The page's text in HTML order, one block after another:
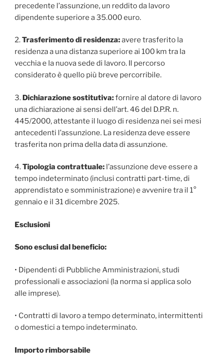
precedente l’assunzione, un reddito da lavoro
dipendente superiore a 35.000 euro.
2.Trasferimento di residenza:avere trasferito la
residenza a una distanza superiore ai 100 km tra la
vecchia e la nuova sede di lavoro. Il percorso
considerato è quello più breve percorribile.
3. Dichiarazione sostitutiva:fornire al datore di lavoro
una dichiarazione ai sensi dell’art. 46 del D.P.R. n.
445/2000, attestante il luogo di residenza nei sei mesi
antecedenti l’assunzione. La residenza deve essere
trasferita non prima della data di assunzione.
4.Tipologia contrattuale: l’assunzione deve essere a
tempo indeterminato (inclusi contratti part-time, di
apprendistato e somministrazione) e avvenire tra il 1°
gennaio e il 31 dicembre 2025.
Esclusioni
Sono esclusi dal beneficio:
• Dipendenti di Pubbliche Amministrazioni, studi
professionali e associazioni (la norma si applica solo
alle imprese).
• Contratti di lavoro a tempo determinato, intermittenti
o domestici a tempo indeterminato.
Importo rimborsabile